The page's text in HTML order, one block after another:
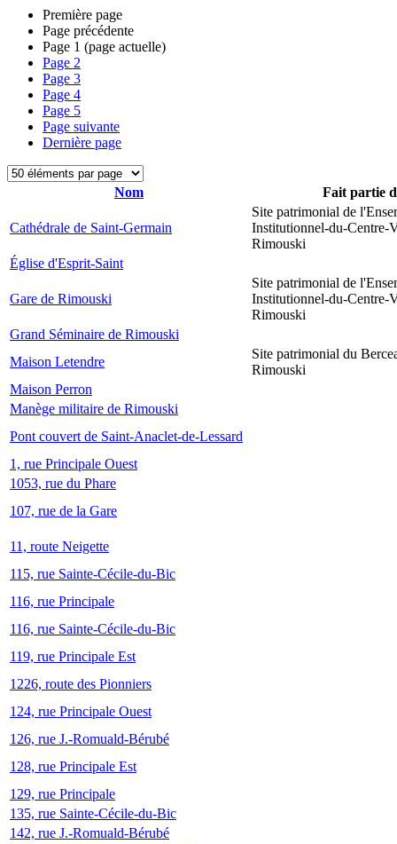
Première page
Page précédente
Page 1 (page actuelle)
Page 2
Page 3
Page 4
Page 5
Page suivante
Dernière page
Nom Fait partie
Cathédrale de Saint-Germain
Site patrimonial de
Institutionnel-du-Centre-
Rimouski
Église d'Esprit-Saint
Gare de Rimouski
Site patrimonial de
Institutionnel-du-Centre-
Rimouski
Grand Séminaire de Rimouski
Maison Letendre
Site patrimonial du
Rimouski
Maison Perron
Manège militaire de Rimouski
Pont couvert de Saint-Anaclet-de-Lessard
1, rue Principale Ouest
1053, rue du Phare
107, rue de la Gare
11, route Neigette
115, rue Sainte-Cécile-du-Bic
116, rue Principale
116, rue Sainte-Cécile-du-Bic
119, rue Principale Est
1226, route des Pionniers
124, rue Principale Ouest
126, rue J.-Romuald-Bérubé
128, rue Principale Est
129, rue Principale
135, rue Sainte-Cécile-du-Bic
142, rue J.-Romuald-Bérubé